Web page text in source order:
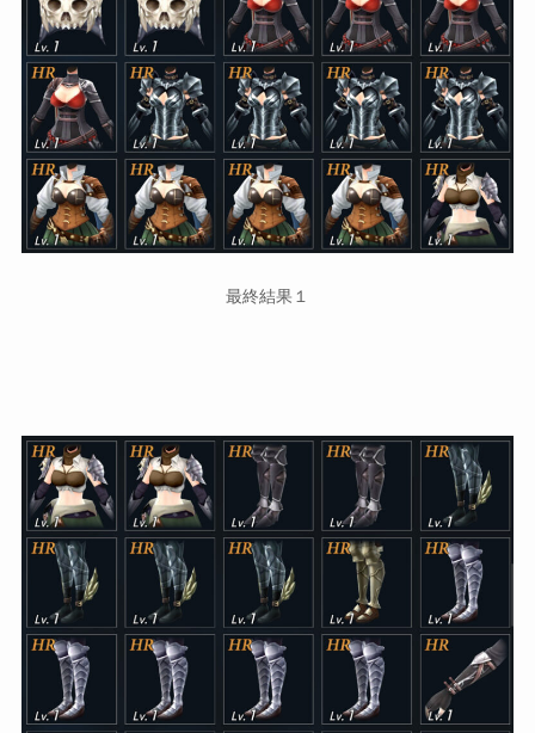
最終結果１